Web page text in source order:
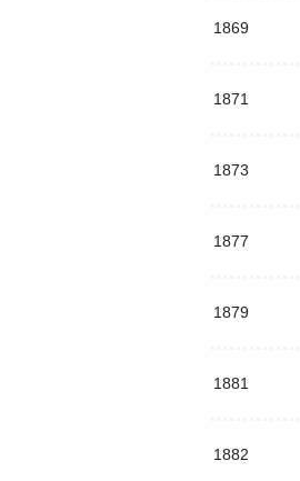
1869
1871
1873
1877
1879
1881
1882